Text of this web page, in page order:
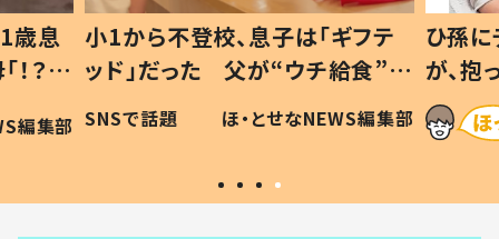
歳息
？」
編集部
小1から不登校、息子は「ギフテ
ッド」だった 父が“ウチ給食”を
作り続ける理由とは #令和の親
#令和の子
SNSで話題 ほ・とせなNEWS編集部
ひ孫
が、
「涙が
い」